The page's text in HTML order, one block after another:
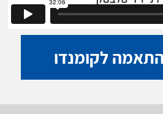
לקומנדו